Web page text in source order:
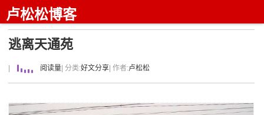
卢松松博客
逃离天通苑
阅读量 | 分类:好文分享 | 作者:卢松松